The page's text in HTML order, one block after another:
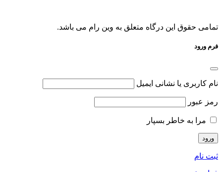
تمامی حقوق این درگاه متعلق به وین رام می باشد.
فرم ورود
نام کاربری یا نشانی ایمیل
رمز عبور
مرا به خاطر بسپار
ثبت نام